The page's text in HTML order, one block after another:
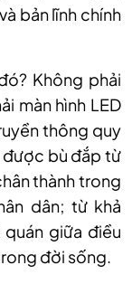
bản lĩnh chính
Không phải
màn hình LED
thông quy
được bù đắp từ
thành trong
dân; từ khả
giữa điều
đời sống.